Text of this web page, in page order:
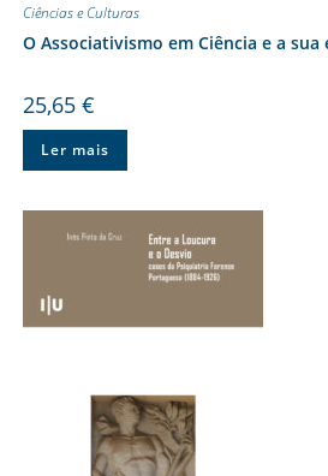
Ciências e Culturas
O Associativismo em Ciência e a
25,65 €
Ler mais